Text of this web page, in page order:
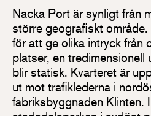
Nacka Port är synligt från
större geografiskt
för att ge olika intryck från
platser, en tredimensionell
blir statisk. Kvarteret är
ut mot trafiklederna i
fabriksbyggnaden Klinten.